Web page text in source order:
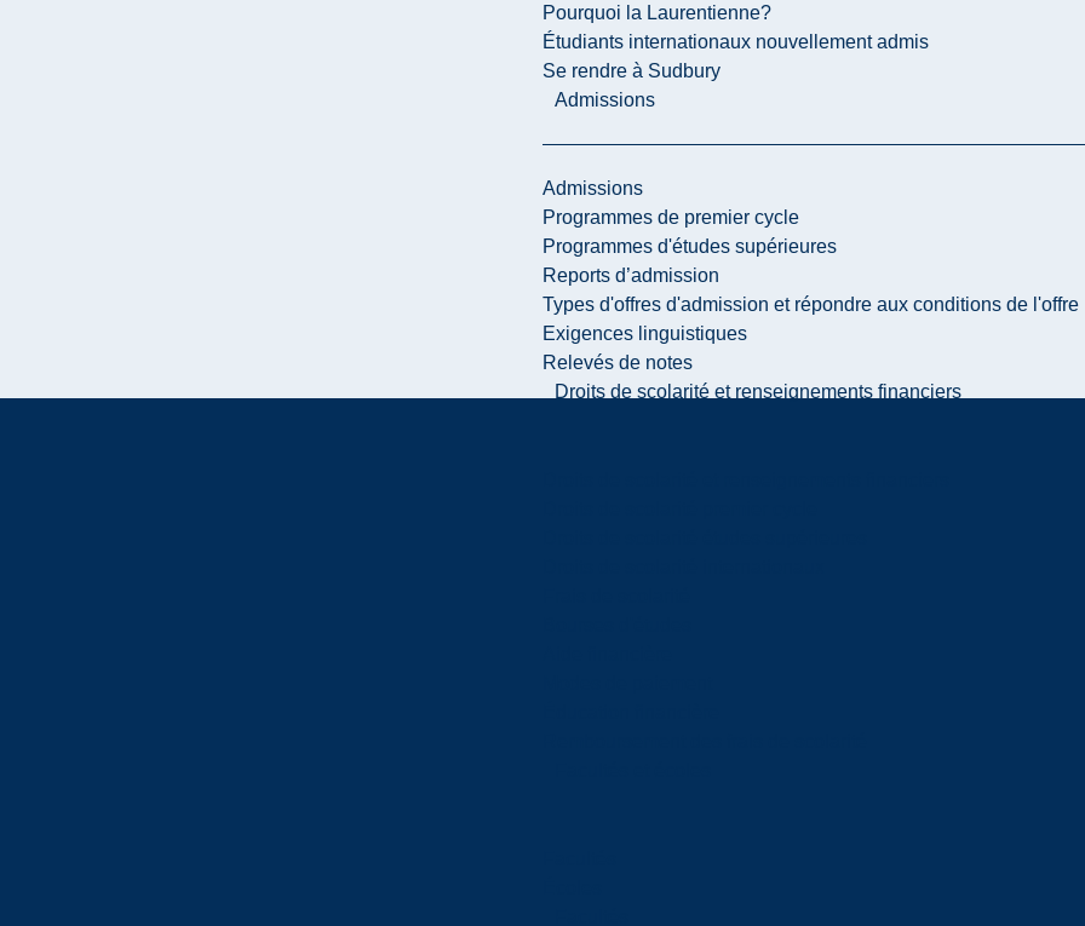
Pourquoi la Laurentienne?
Étudiants internationaux nouvellement admis
Se rendre à Sudbury
Admissions
Admissions
Programmes de premier cycle
Programmes d'études supérieures
Reports d’admission
Types d'offres d'admission et répondre aux conditions de l'offre
Exigences linguistiques
Relevés de notes
Droits de scolarité et renseignements financiers